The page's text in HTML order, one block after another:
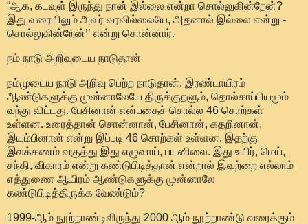
“ஆக, கடவுள் இருந்து நான் இல்லை என்றா சொல்லுகின்றேன்?
இது வரையிலும் அவர் வரவில்லையே, அதனால் இல்லை என்று -
சொல்லுகின்றேன்’’ என்று சொன்னார்.
நம் நாடு அறிவுடைய நாடுதான்
நம்முடைய நாடு அறிவு பெற்ற நாடுதான். இரண்டாயிரம்
ஆண்டுகளுக்கு முன்னாலேயே திருக்குறளும், தொல்காப்பியமும்
வந்து விட்டது. பேசினான் என்பதைச் சொல்ல 46 சொற்கள்
உள்ளன. உரைத்தான் சொன்னான், பேசினான், கதறினான்,
இயம்பினான் என்று இப்படி 46 சொற்கள் உள்ளன. இதற்கு
இலக்கணம் வகுத்து இது எழுவாய், பயனிலை. இது உயிர், மெய்,
சந்தி, விகாரம் என்று கண்டுபிடித்தான் என்றால் இவற்றை எல்லாம்
எத்துணை ஆயிரம் ஆண்டுகளுக்கு முன்னாலே
கண்டுபிடித்திருக்க வேண்டும்?
1999-ஆம் நூற்றாண்டிலிருந்து 2000 ஆம் நூற்றாண்டு வரைக்கும்